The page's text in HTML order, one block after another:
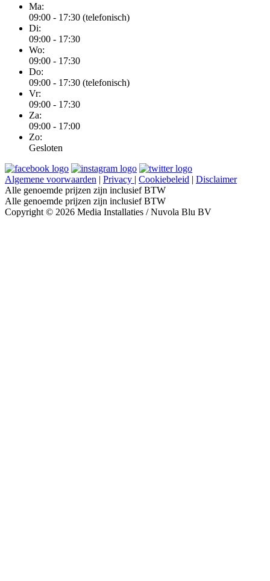
Ma:
09:00 - 17:30 (telefonisch)
Di:
09:00 - 17:30
Wo:
09:00 - 17:30
Do:
09:00 - 17:30 (telefonisch)
Vr:
09:00 - 17:30
Za:
09:00 - 17:00
Zo:
Gesloten
Algemene voorwaarden | Privacy | Cookiebeleid | Disclaimer
Alle genoemde prijzen zijn inclusief BTW
Alle genoemde prijzen zijn inclusief BTW
Copyright © 2026 Media Installaties / Nuvola Blu BV